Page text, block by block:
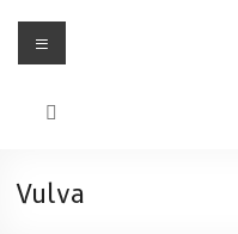
Menú
Vulva